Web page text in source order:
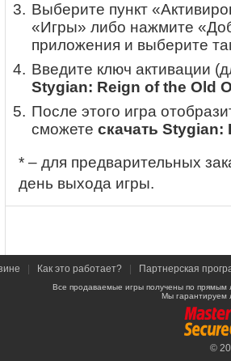
Выберите пункт
«Игры» либо нажмите
приложения и выберите
Введите ключ активации
Stygian: Reign of the Old
После этого игра
сможете скачать Stygian:
* – для предварительных
день выхода игры.
Как это работает? Партнерская
Все продаваемые игры получены по
Мы гарантируем
©